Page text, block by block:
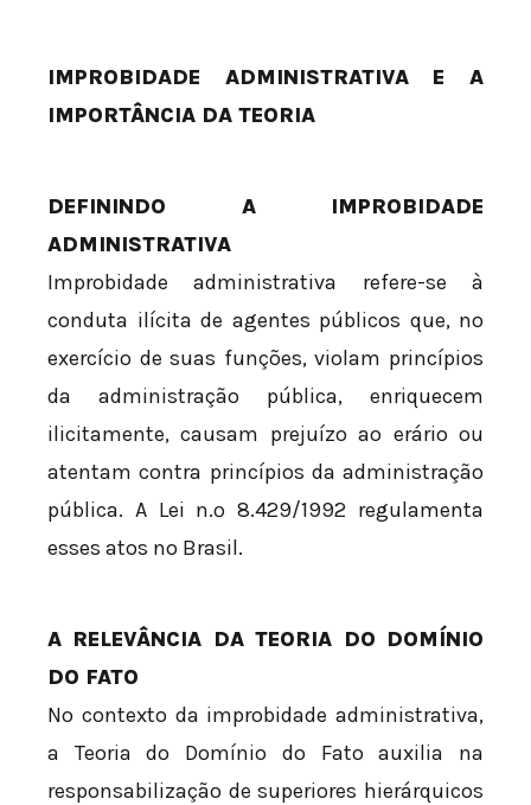
IMPROBIDADE ADMINISTRATIVA E A
IMPORTÂNCIA DA TEORIA
DEFININDO A IMPROBIDADE
ADMINISTRATIVA
Improbidade administrativa refere-se à
conduta ilícita de agentes públicos que, no
exercício de suas funções, violam princípios
da administração pública, enriquecem
ilicitamente, causam prejuízo ao erário ou
atentam contra princípios da administração
pública. A Lei n.º 8.429/1992 regulamenta
esses atos no Brasil.
A RELEVÂNCIA DA TEORIA DO DOMÍNIO
DO FATO
No contexto da improbidade administrativa,
a Teoria do Domínio do Fato auxilia na
responsabilização de superiores hierárquicos